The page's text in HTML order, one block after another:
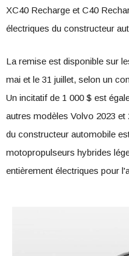
XC40 Recharge et C40
électriques du constructeur
La remise est disponible sur
mai et le 31 juillet, selon un
Un incitatif de 1 000 $ est
autres modèles Volvo 2023 et
du constructeur automobile
motopropulseurs hybrides
entièrement électriques pour